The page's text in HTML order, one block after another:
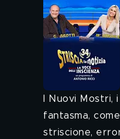
I Nuovi
fantasma,
striscione,